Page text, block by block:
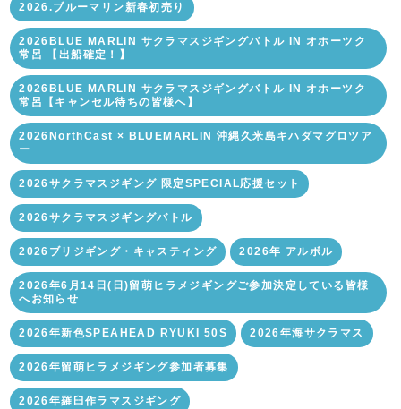
2026.ブルーマリン新春初売り
2026BLUE MARLIN サクラマスジギングバトル IN オホーツク
常呂 【出船確定！】
2026BLUE MARLIN サクラマスジギングバトル IN オホーツク
常呂【キャンセル待ちの皆様へ】
2026NorthCast × BLUEMARLIN 沖縄久米島キハダマグロツア
ー
2026サクラマスジギング 限定SPECIAL応援セット
2026サクラマスジギングバトル
2026ブリジギング・キャスティング 2026年 アルボル
2026年6月14日(日)留萌ヒラメジギングご参加決定している皆様
へお知らせ
2026年新色SPEAHEAD RYUKI 50S 2026年海サクラマス
2026年留萌ヒラメジギング参加者募集
2026年羅臼作ラマスジギング